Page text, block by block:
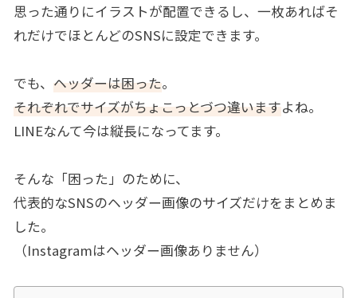
思った通りにイラストが配置できるし、一枚あればそ
れだけでほとんどのSNSに設定できます。
でも、 ヘッダーは困った。
それぞれでサイズがちょこっとづつ違いますよね。
LINEなんて今は縦長になってます。
そんな「困った」のために、
代表的なSNSのヘッダー画像のサイズだけをまとめま
した。
（Instagramはヘッダー画像ありません）